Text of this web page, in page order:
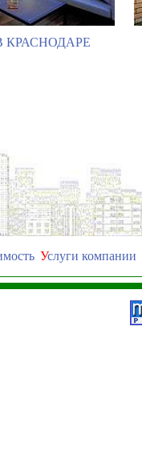
КРАСНОДАРЕ
Услуги компании